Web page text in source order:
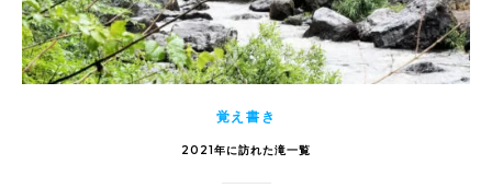
覚え書き
2021年に訪れた滝一覧